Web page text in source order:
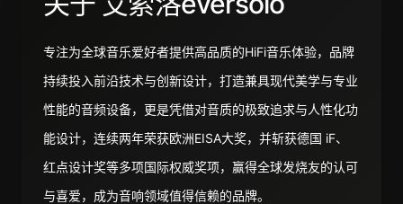
专注为全球音乐爱好者提供高品质的HiFi音乐体验，品牌
持续投入前沿技术与创新设计，打造兼具现代美学与专业
性能的音频设备，更是凭借对音质的极致追求与人性化功
能设计，连续两年荣获欧洲EISA大奖，并斩获德国 iF、
红点设计奖等多项国际权威奖项，赢得全球发烧友的认可
与喜爱，成为音响领域值得信赖的品牌。